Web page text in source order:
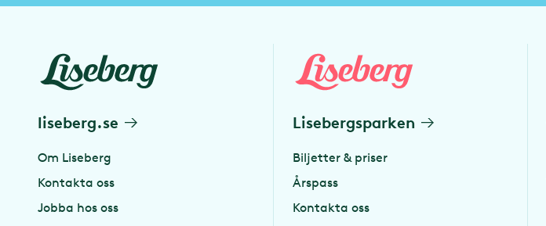
liseberg.se
Om Liseberg
Kontakta oss
Jobba hos oss
Lisebergsparken
Biljetter & priser
Årspass
Kontakta oss